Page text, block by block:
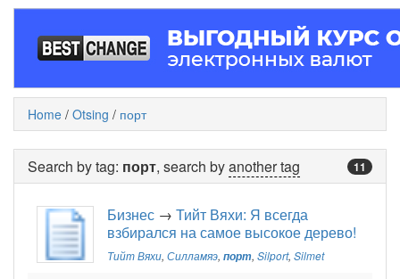
Home / Otsing / порт
11
Search by tag: порт, search byanother tag
Бизнес → Тийт Вяхи: Я всегда
взбирался на самое высокое дерево!
Тийт Вяхи, Силламяэ, порт, Silport, Silmet